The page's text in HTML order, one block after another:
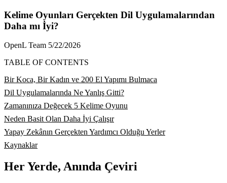
Kelime Oyunları Gerçekten Dil Uygulamalarından
Daha mı İyi?
OpenL Team 5/22/2026
TABLE OF CONTENTS
Bir Koca, Bir Kadın ve 200 El Yapımı Bulmaca
Dil Uygulamalarında Ne Yanlış Gitti?
Zamanınıza Değecek 5 Kelime Oyunu
Neden Basit Olan Daha İyi Çalışır
Yapay Zekânın Gerçekten Yardımcı Olduğu Yerler
Kaynaklar
Her Yerde, Anında Çeviri